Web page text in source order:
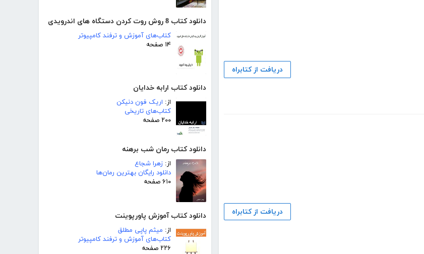
دانلود کتاب 8 روش روت کردن دستگاه های اندرویدی
کتاب‌های آموزش و ترفند کامپیوتر
۱۴ صفحه
دانلود کتاب ارابه خدایان
از: اریک فون دنیکن
کتاب‌های تاریخی
۲۰۰ صفحه
دانلود کتاب رمان شب برهنه
از: زهرا شجاع
دانلود رایگان بهترین رمان‌ها
۶۱۰ صفحه
دانلود کتاب آموزش پاورپوینت
از: میثم پاپی مطلق
کتاب‌های آموزش و ترفند کامپیوتر
۲۲۶ صفحه
دریافت از کتابراه
دریافت از کتابراه